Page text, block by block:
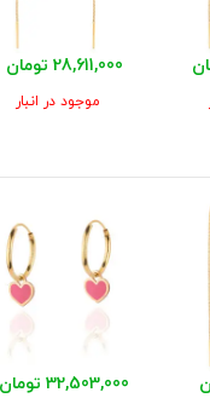
28,611,000 تومان
موجود در انبار
32,503,000 تومان